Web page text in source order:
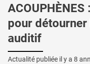
pour
auditif
Actualité publiée il y a 8